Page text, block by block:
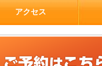
アクセス